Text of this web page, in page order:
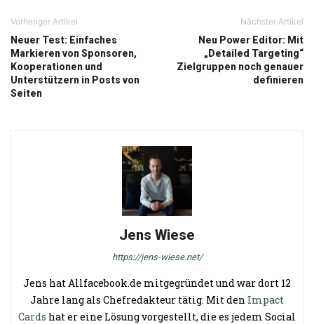
Vorheriger Artikel
Neuer Test: Einfaches
Markieren von Sponsoren,
Kooperationen und
Unterstützern in Posts von
Seiten
Nächster Artikel
Neu Power Editor: Mit
„Detailed Targeting“
Zielgruppen noch genauer
definieren
Jens Wiese
https://jens-wiese.net/
Jens hat Allfacebook.de mitgegründet und war dort 12
Jahre lang als Chefredakteur tätig. Mit den Impact
Cards hat er eine Lösung vorgestellt, die es jedem Social